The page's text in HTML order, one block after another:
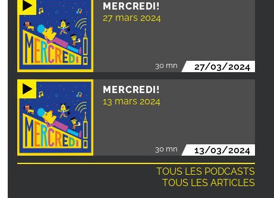
MERCREDI!
27 mars 2024
30 mn 27/03/2024
MERCREDI!
13 mars 2024
30 mn
13/03/2024
TOUS LES PODCASTS
TOUS LES ARTICLES